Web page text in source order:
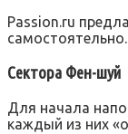
Passion.ru
самостоятельно.
Сектора Фен-шуй
Для начала
каждый из них